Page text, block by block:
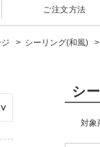
ご注文方法
シーリング(和風)
シ
対象